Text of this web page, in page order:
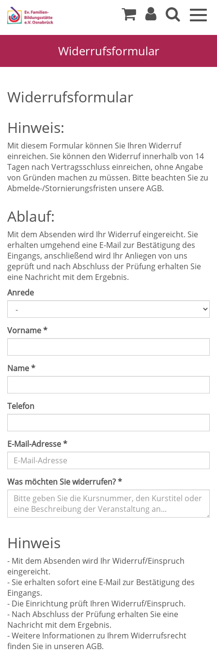
Widerrufsformular
Widerrufsformular
Hinweis:
Mit diesem Formular können Sie Ihren Widerruf
einreichen. Sie können den Widerruf innerhalb von 14
Tagen nach Vertragsschluss einreichen, ohne Angabe
von Gründen machen zu müssen. Bitte beachten Sie zu
Abmelde-/Stornierungsfristen unsere AGB.
Ablauf:
Mit dem Absenden wird Ihr Widerruf eingereicht. Sie
erhalten umgehend eine E-Mail zur Bestätigung des
Eingangs, anschließend wird Ihr Anliegen von uns
geprüft und nach Abschluss der Prüfung erhalten Sie
eine Nachricht mit dem Ergebnis.
Anrede
Vorname*
Name*
Telefon
E-Mail-Adresse*
Was möchten Sie widerrufen?*
Hinweis
- Mit dem Absenden wird Ihr Widerruf/Einspruch
eingereicht.
- Sie erhalten sofort eine E-Mail zur Bestätigung des
Eingangs.
- Die Einrichtung prüft Ihren Widerruf/Einspruch.
- Nach Abschluss der Prüfung erhalten Sie eine
Nachricht mit dem Ergebnis.
- Weitere Informationen zu Ihrem Widerrufsrecht
finden Sie in unseren AGB.